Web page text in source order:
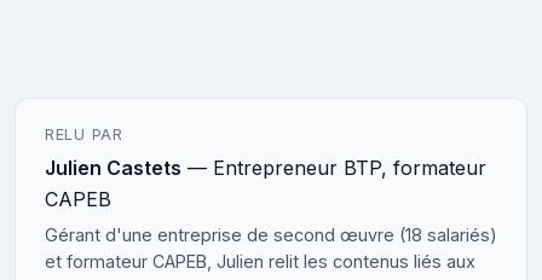
RELU PAR
Julien Castets — Entrepreneur BTP, formateur
CAPEB
Gérant d'une entreprise de second œuvre (18 salariés)
et formateur CAPEB, Julien relit les contenus liés aux